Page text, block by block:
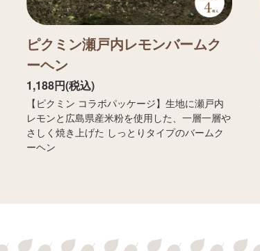
ピクミン瀬戸内レモンバームク
ーヘン
1,188円(税込)
【ピクミン コラボパッケージ】生地に瀬戸内
レモンと広島県産米粉を使用した、一層一層や
さしく焼き上げた しっとりタイプのバームク
ーヘン